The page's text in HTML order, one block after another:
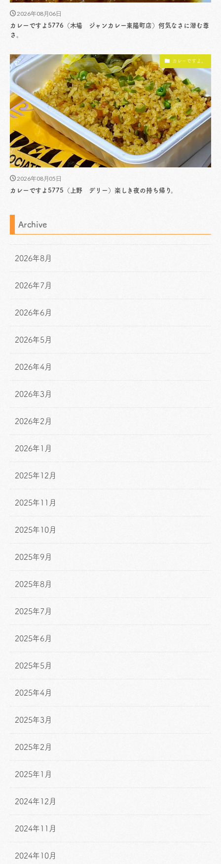
2026年08月06日
カレーですよ5776（木場 ジャンカレー東陽町店）何気なさに潜む尊
さ。
カレーですよ。
2026年08月05日
カレーですよ5775（上野 デリー）楽しき夜の持ち帰り。
Archive
2026年8月
2026年7月
2026年6月
2026年5月
2026年4月
2026年3月
2026年2月
2026年1月
2025年12月
2025年11月
2025年10月
2025年9月
2025年8月
2025年7月
2025年6月
2025年5月
2025年4月
2025年3月
2025年2月
2025年1月
2024年12月
2024年11月
2024年10月